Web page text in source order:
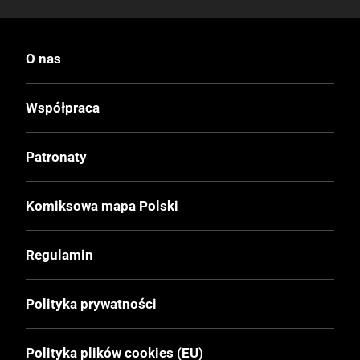
młodzieniec – murarz, mszczący się za
romantycznego i epickiego wizerunku
średniowiecza. Mało tutaj bowiem
znajdziemy rycerskiej szlachetności,
niewiele dobra, honoru i uczciwości. To
świat ponury, brudny, pełen przemocy,
biedy i nierówności, gdzie twój cały los
zwykle determinuje pochodzenie i
urodzenie, często na starcie odbierając ci
szansę na godne życie i skazując na los
zgoła tragiczny. I nawet swego rodzaju
przewodnik po tymże świecie, wspomniany
O nas
Współpraca
Patronaty
Komiksowa mapa Polski
Regulamin
Polityka prywatności
Polityka plików cookies (EU)